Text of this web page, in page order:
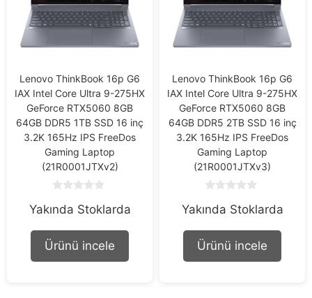
Lenovo ThinkBook 16p G6
IAX Intel Core Ultra 9-275HX
GeForce RTX5060 8GB
64GB DDR5 1TB SSD 16 inç
3.2K 165Hz IPS FreeDos
Gaming Laptop
(21R0001JTXv2)
o
t
f
Yakında Stoklarda
Ürünü incele
Lenovo ThinkBook 16p G6
IAX Intel Core Ultra 9-275HX
GeForce RTX5060 8GB
64GB DDR5 2TB SSD 16 inç
3.2K 165Hz IPS FreeDos
Gaming Laptop
(21R0001JTXv3)
o
t
f
Yakında Stoklarda
Ürünü incele